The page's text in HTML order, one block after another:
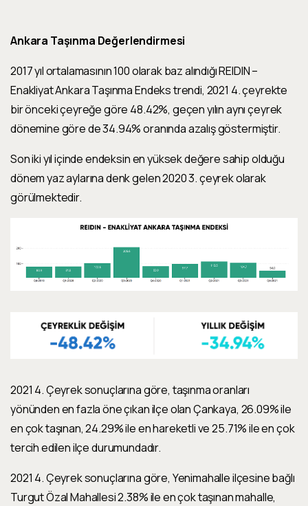
Ankara Taşınma Değerlendirmesi
2017 yıl ortalamasının 100 olarak baz alındığıREIDIN –
Enakliyat Ankara Taşınma Endekstrendi, 2021 4. çeyrekte
bir önceki çeyreğe göre 48.42%, geçen yılın aynı çeyrek
dönemine göre de34.94%oranındaazalışgöstermiştir.
Son iki yıl içinde endeksin en yüksek değere sahip olduğu
dönem yaz aylarına denk gelen2020 3. çeyrekolarak
görülmektedir.
2021 4. Çeyrek sonuçlarına göre, taşınma oranları
yönünden en fazla öne çıkan ilçe olanÇankaya, 26.09%ile
en çok taşınan,24.29%ileen hareketlive25.71%ileen çok
tercihedilenilçe durumundadır.
2021 4. Çeyrek sonuçlarına göre, Yenimahalleilçesine bağlı
Turgut Özal Mahallesi 2.38% ileen çok taşınan mahalle,